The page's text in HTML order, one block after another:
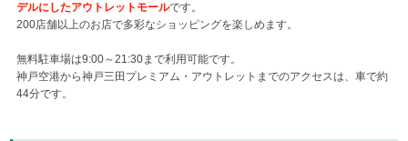
デルにしたアウトレットモールです。
200店舗以上のお店で多彩なショッピングを楽しめます。
無料駐車場は9:00～21:30まで利用可能です。
神戸空港から神戸三田プレミアム・アウトレットまでのアクセスは、車で約
44分です。